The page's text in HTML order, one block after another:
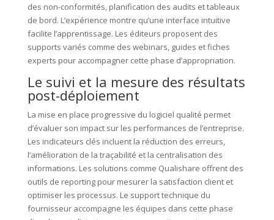
des non-conformités, planification des audits et tableaux
de bord. L’expérience montre qu’une interface intuitive
facilite l’apprentissage. Les éditeurs proposent des
supports variés comme des webinars, guides et fiches
experts pour accompagner cette phase d’appropriation.
Le suivi et la mesure des résultats
post-déploiement
La mise en place progressive du logiciel qualité permet
d’évaluer son impact sur les performances de l’entreprise.
Les indicateurs clés incluent la réduction des erreurs,
l’amélioration de la traçabilité et la centralisation des
informations. Les solutions comme Qualishare offrent des
outils de reporting pour mesurer la satisfaction client et
optimiser les processus. Le support technique du
fournisseur accompagne les équipes dans cette phase